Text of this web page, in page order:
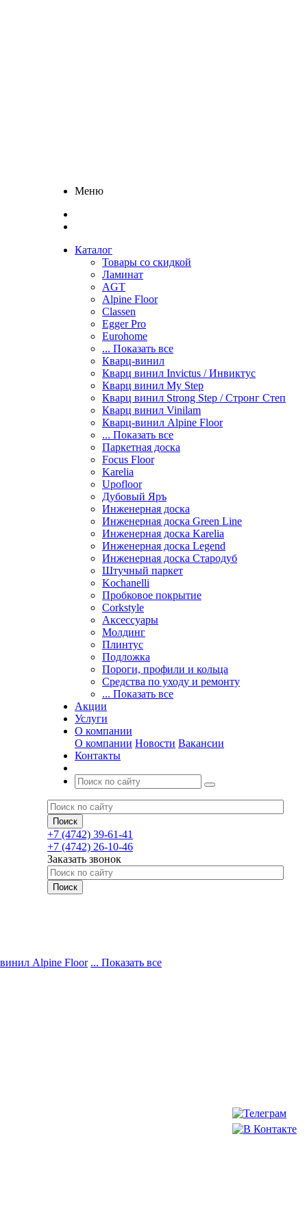
Меню
Каталог
Товары со скидкой
Ламинат
AGT
Alpine Floor
Classen
Egger Pro
Eurohome
... Показать все
Кварц-винил
Кварц винил Invictus / Инвиктус
Кварц винил My Step
Кварц винил Strong Step / Стронг Степ
Кварц винил Vinilam
Кварц-винил Alpine Floor
... Показать все
Паркетная доска
Focus Floor
Karelia
Upofloor
Дубовый Яръ
Инженерная доска
Инженерная доска Green Line
Инженерная доска Karelia
Инженерная доска Legend
Инженерная доска Стародуб
Штучный паркет
Kochanelli
Пробковое покрытие
Corkstyle
Аксессуары
Молдинг
Плинтус
Подложка
Пороги, профили и кольца
Средства по уходу и ремонту
... Показать все
Акции
Услуги
О компании
О компании Новости Вакансии
Контакты
+7 (4742) 39-61-41
+7 (4742) 26-10-46
Заказать звонок
Alpine Floor ... Показать все